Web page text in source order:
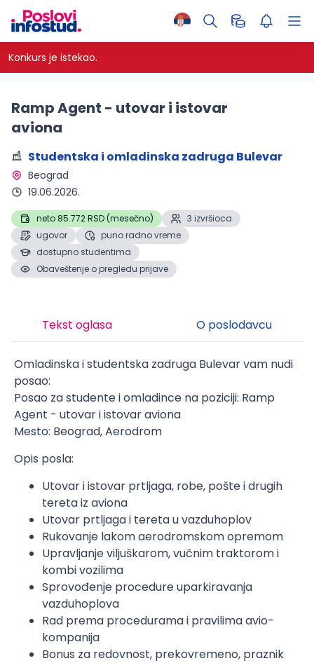
Konkurs je istekao.
Ramp Agent - utovar i istovar
aviona
Studentska i omladinska zadruga Bulevar
Beograd
19.06.2026.
neto 85.772 RSD (mesečno)
3 izvršioca
ugovor
puno radno vreme
dostupno studentima
Obaveštenje o pregledu prijave
Tekst oglasa O poslodavcu
Omladinska i studentska zadruga Bulevar vam nudi
posao:
Posao za studente i omladince na poziciji: Ramp
Agent - utovar i istovar aviona
Mesto: Beograd, Aerodrom
Opis posla:
Utovar i istovar prtljaga, robe, pošte i drugih
tereta iz aviona
Utovar prtljaga i tereta u vazduhoplov
Rukovanje lakom aerodromskom opremom
Upravljanje viljuškarom, vučnim traktorom i
kombi vozilima
Sprovođenje procedure uparkiravanja
vazduhoplova
Rad prema procedurama i pravilima avio-
kompanija
Bonus za redovnost, prekovremeno, praznik